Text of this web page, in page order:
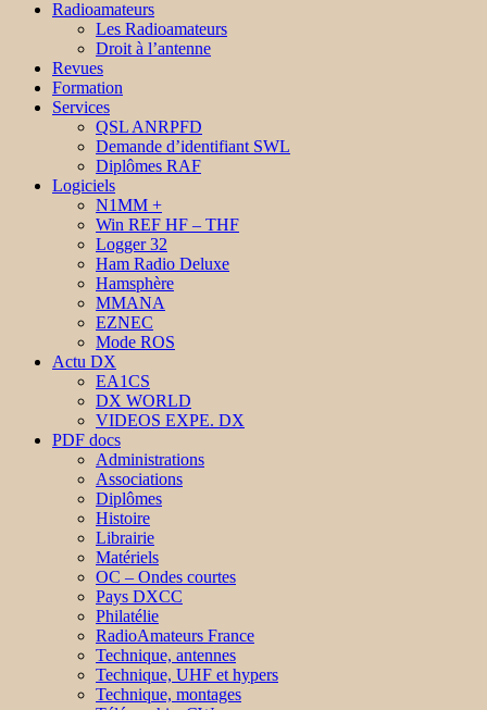
Radioamateurs
Les Radioamateurs
Droit à l’antenne
Revues
Formation
Services
QSL ANRPFD
Demande d’identifiant SWL
Diplômes RAF
Logiciels
N1MM +
Win REF HF – THF
Logger 32
Ham Radio Deluxe
Hamsphère
MMANA
EZNEC
Mode ROS
Actu DX
EA1CS
DX WORLD
VIDEOS EXPE. DX
PDF docs
Administrations
Associations
Diplômes
Histoire
Librairie
Matériels
OC – Ondes courtes
Pays DXCC
Philatélie
RadioAmateurs France
Technique, antennes
Technique, UHF et hypers
Technique, montages